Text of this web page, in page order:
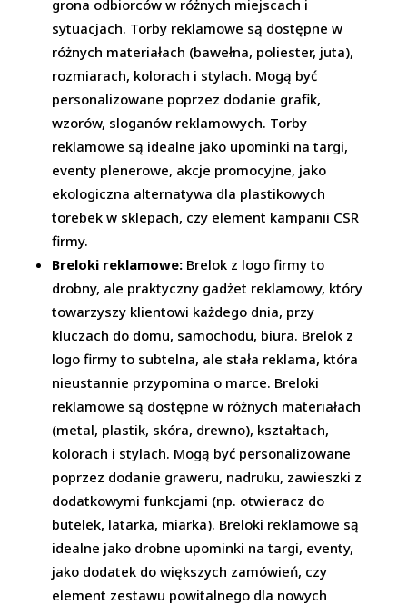
grona odbiorców w różnych miejscach i
sytuacjach. Torby reklamowe są dostępne w
różnych materiałach (bawełna, poliester, juta),
rozmiarach, kolorach i stylach. Mogą być
personalizowane poprzez dodanie grafik,
wzorów, sloganów reklamowych. Torby
reklamowe są idealne jako upominki na targi,
eventy plenerowe, akcje promocyjne, jako
ekologiczna alternatywa dla plastikowych
torebek w sklepach, czy element kampanii CSR
firmy.
Breloki reklamowe: Brelok z logo firmy to
drobny, ale praktyczny gadżet reklamowy, który
towarzyszy klientowi każdego dnia, przy
kluczach do domu, samochodu, biura. Brelok z
logo firmy to subtelna, ale stała reklama, która
nieustannie przypomina o marce. Breloki
reklamowe są dostępne w różnych materiałach
(metal, plastik, skóra, drewno), kształtach,
kolorach i stylach. Mogą być personalizowane
poprzez dodanie graweru, nadruku, zawieszki z
dodatkowymi funkcjami (np. otwieracz do
butelek, latarka, miarka). Breloki reklamowe są
idealne jako drobne upominki na targi, eventy,
jako dodatek do większych zamówień, czy
element zestawu powitalnego dla nowych